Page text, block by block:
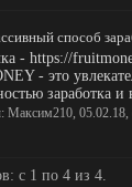
способ
- https://
- это
заработка и
Максим210, 05.02.18,
с 1 по 4 из 4.